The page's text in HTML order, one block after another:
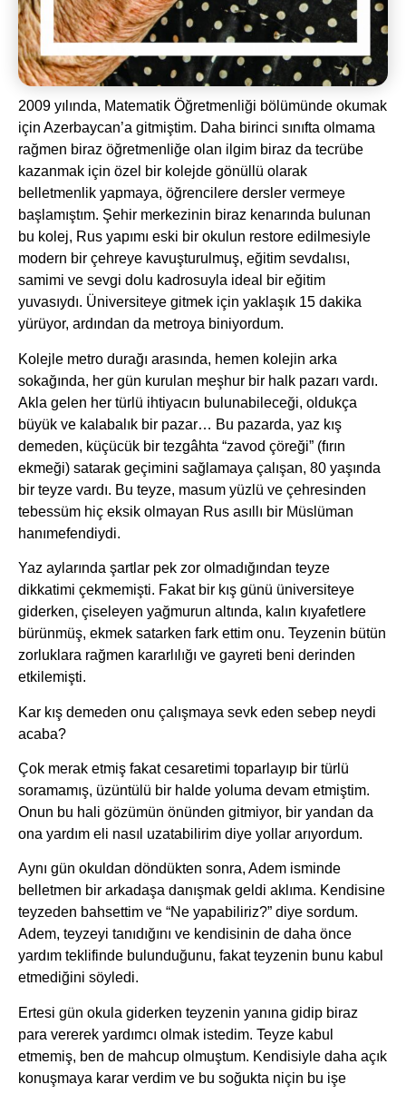
2009 yılında, Matematik Öğretmenliği bölümünde okumak
için Azerbaycan’a gitmiştim. Daha birinci sınıfta olmama
rağmen biraz öğretmenliğe olan ilgim biraz da tecrübe
kazanmak için özel bir kolejde gönüllü olarak
belletmenlik yapmaya, öğrencilere dersler vermeye
başlamıştım. Şehir merkezinin biraz kenarında bulunan
bu kolej, Rus yapımı eski bir okulun restore edilmesiyle
modern bir çehreye kavuşturulmuş, eğitim sevdalısı,
samimi ve sevgi dolu kadrosuyla ideal bir eğitim
yuvasıydı. Üniversiteye gitmek için yaklaşık 15 dakika
yürüyor, ardından da metroya biniyordum.
Kolejle metro durağı arasında, hemen kolejin arka
sokağında, her gün kurulan meşhur bir halk pazarı vardı.
Akla gelen her türlü ihtiyacın bulunabileceği, oldukça
büyük ve kalabalık bir pazar… Bu pazarda, yaz kış
demeden, küçücük bir tezgâhta “zavod çöreği” (fırın
ekmeği) satarak geçimini sağlamaya çalışan, 80 yaşında
bir teyze vardı. Bu teyze, masum yüzlü ve çehresinden
tebessüm hiç eksik olmayan Rus asıllı bir Müslüman
hanımefendiydi.
Yaz aylarında şartlar pek zor olmadığından teyze
dikkatimi çekmemişti. Fakat bir kış günü üniversiteye
giderken, çiseleyen yağmurun altında, kalın kıyafetlere
bürünmüş, ekmek satarken fark ettim onu. Teyzenin bütün
zorluklara rağmen kararlılığı ve gayreti beni derinden
etkilemişti.
Kar kış demeden onu çalışmaya sevk eden sebep neydi
acaba?
Çok merak etmiş fakat cesaretimi toparlayıp bir türlü
soramamış, üzüntülü bir halde yoluma devam etmiştim.
Onun bu hali gözümün önünden gitmiyor, bir yandan da
ona yardım eli nasıl uzatabilirim diye yollar arıyordum.
Aynı gün okuldan döndükten sonra, Adem isminde
belletmen bir arkadaşa danışmak geldi aklıma. Kendisine
teyzeden bahsettim ve “Ne yapabiliriz?” diye sordum.
Adem, teyzeyi tanıdığını ve kendisinin de daha önce
yardım teklifinde bulunduğunu, fakat teyzenin bunu kabul
etmediğini söyledi.
Ertesi gün okula giderken teyzenin yanına gidip biraz
para vererek yardımcı olmak istedim. Teyze kabul
etmemiş, ben de mahcup olmuştum. Kendisiyle daha açık
konuşmaya karar verdim ve bu soğukta niçin bu işe